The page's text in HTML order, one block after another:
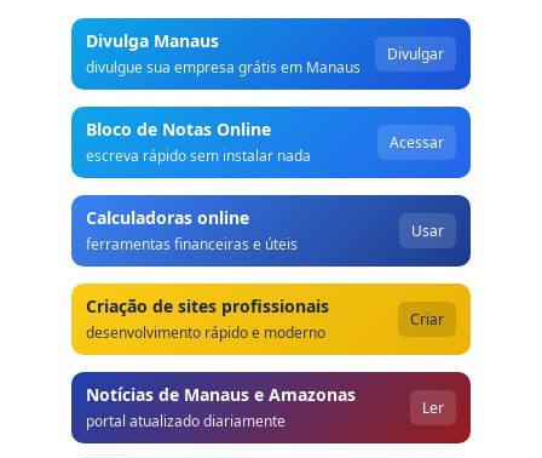
Divulga Manaus
divulgue sua empresa grátis em Manaus
Divulgar
Bloco de Notas Online
escreva rápido sem instalar nada
Acessar
Calculadoras online
ferramentas financeiras e úteis
Usar
Criação de sites profissionais
desenvolvimento rápido e moderno
Criar
Notícias de Manaus e Amazonas
portal atualizado diariamente
Ler